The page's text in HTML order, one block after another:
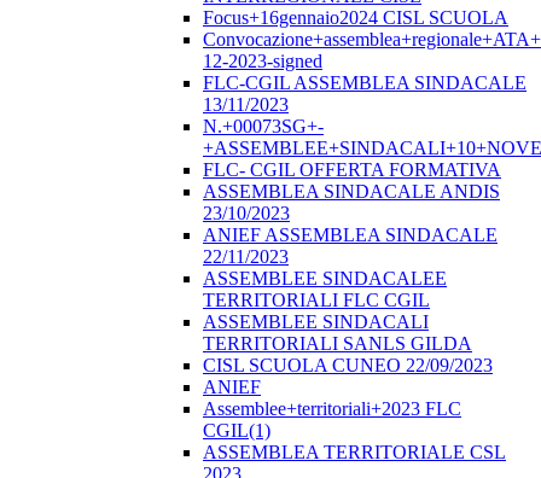
Focus+16gennaio2024 CISL SCUOLA
12-2023-signed
FLC-CGIL ASSEMBLEA SINDACALE
13/11/2023
N.+00073SG+-
FLC- CGIL OFFERTA FORMATIVA
ASSEMBLEA SINDACALE ANDIS
23/10/2023
ANIEF ASSEMBLEA SINDACALE
22/11/2023
ASSEMBLEE SINDACALEE
TERRITORIALI FLC CGIL
ASSEMBLEE SINDACALI
TERRITORIALI SANLS GILDA
CISL SCUOLA CUNEO 22/09/2023
ANIEF
Assemblee+territoriali+2023 FLC
CGIL(1)
ASSEMBLEA TERRITORIALE CSL